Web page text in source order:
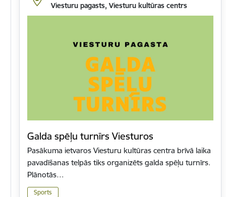
Viesturu pagasts, Viesturu kultūras centrs
Galda spēļu turnīrs Viesturos
Pasākuma ietvaros Viesturu kultūras centra brīvā laika
pavadīšanas telpās tiks organizēts galda spēļu turnīrs.
Plānotās…
Sports